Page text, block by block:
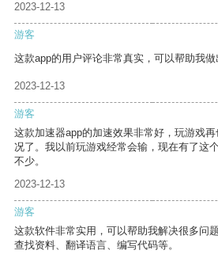
2023-12-13
游客
这款app的用户评论非常真实，可以帮助我做
2023-12-13
游客
这款加速器app的加速效果非常好，玩游戏
况了。我以前玩游戏经常会输，现在有了这
不少。
2023-12-13
游客
这款软件非常实用，可以帮助我解决很多问
查找资料、翻译语言、编写代码等。